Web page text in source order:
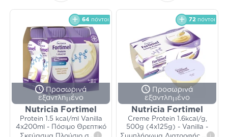
64 πόντοι
Προσωρινά
εξαντλημένο
Nutricia Fortimel
Protein 1.5 kcal/ml Vanilla
4x200ml - Πόσιμο Θρεπτικό
i
72 πόντοι
Προσωρινά
εξαντλημένο
Nutricia Fortimel
Creme Protein 1.6kcal/g,
500g (4x125g) - Vanilla -
i